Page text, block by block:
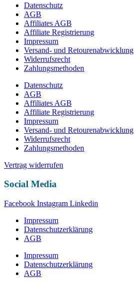
Datenschutz
AGB
Affiliates AGB
Affiliate Registrierung
Impressum
Versand- und Retourenabwicklung
Widerrufsrecht
Zahlungsmethoden
Datenschutz
AGB
Affiliates AGB
Affiliate Registrierung
Impressum
Versand- und Retourenabwicklung
Widerrufsrecht
Zahlungsmethoden
Vertrag widerrufen
Social Media
Facebook Instagram Linkedin
Impressum
Datenschutzerklärung
AGB
Impressum
Datenschutzerklärung
AGB